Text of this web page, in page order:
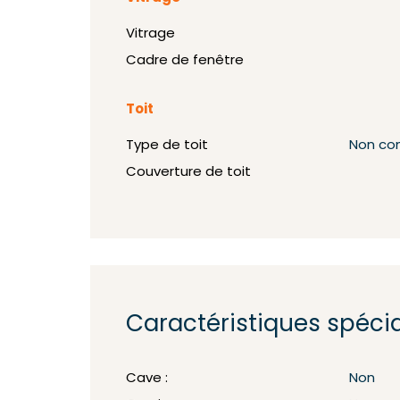
Vitrage
Cadre de fenêtre
Toit
Type de toit
Non
Couverture de toit
Caractéristiques
Cave :
Non